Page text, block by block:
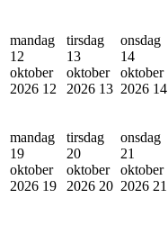
mandag
12
oktober
2026 12
tirsdag
13
oktober
2026 13
onsdag
14
oktober
2026 14
mandag
19
oktober
2026 19
tirsdag
20
oktober
2026 20
onsdag
21
oktober
2026 21